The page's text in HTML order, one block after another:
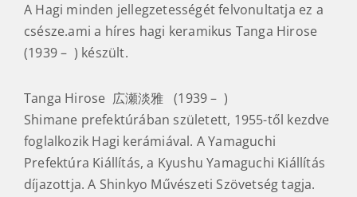
A Hagi minden jellegzetességét felvonultatja ez a
csésze.ami a híres hagi keramikus Tanga Hirose
(1939 – ) készült.
Tanga Hirose 広瀬淡雅 (1939 – )
Shimane prefektúrában született, 1955-től kezdve
foglalkozik Hagi kerámiával. A Yamaguchi
Prefektúra Kiállítás, a Kyushu Yamaguchi Kiállítás
díjazottja. A Shinkyo Művészeti Szövetség tagja.